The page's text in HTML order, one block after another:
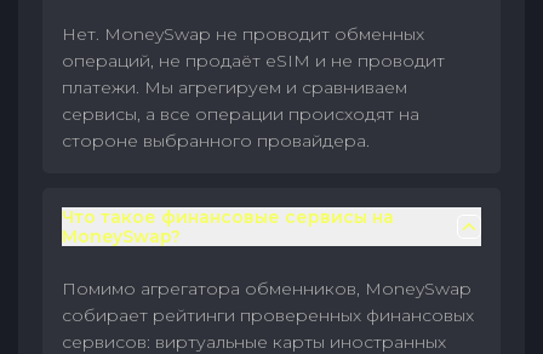
Нет. MoneySwap не проводит обменных
операций, не продаёт eSIM и не проводит
платежи. Мы агрегируем и сравниваем
сервисы, а все операции происходят на
стороне выбранного провайдера.
Что такое финансовые сервисы на
MoneySwap?
Помимо агрегатора обменников, MoneySwap
собирает рейтинги проверенных финансовых
сервисов: виртуальные карты иностранных